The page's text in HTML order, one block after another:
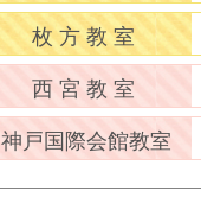
枚方教室
西宮教室
神戸国際会館教室